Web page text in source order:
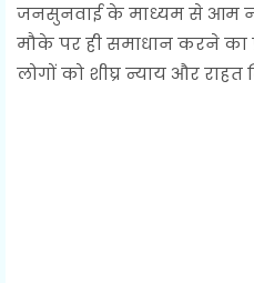
जनसुनवाई के माध्यम से आम
मौके पर ही समाधान करने का
लोगों को शीघ्र न्याय और राहत